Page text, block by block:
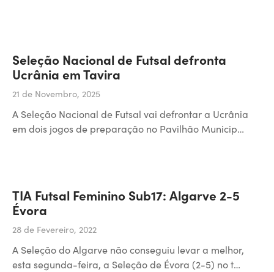
Seleção Nacional de Futsal defronta
Ucrânia em Tavira
21 de Novembro, 2025
A Seleção Nacional de Futsal vai defrontar a Ucrânia
em dois jogos de preparação no Pavilhão Municip…
TIA Futsal Feminino Sub17: Algarve 2-5
Évora
28 de Fevereiro, 2022
A Seleção do Algarve não conseguiu levar a melhor,
esta segunda-feira, a Seleção de Évora (2-5) no t…